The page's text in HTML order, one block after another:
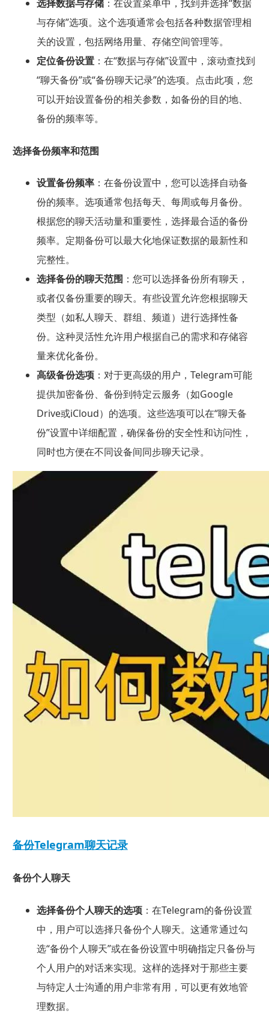
选择数据与存储：在设置菜单中，找到并选择“数据
与存储”选项。这个选项通常会包括各种数据管理相
关的设置，包括网络用量、存储空间管理等。
定位备份设置：在“数据与存储”设置中，滚动查找到
“聊天备份”或“备份聊天记录”的选项。点击此项，您
可以开始设置备份的相关参数，如备份的目的地、
备份的频率等。
选择备份频率和范围
设置备份频率：在备份设置中，您可以选择自动备
份的频率。选项通常包括每天、每周或每月备份。
根据您的聊天活动量和重要性，选择最合适的备份
频率。定期备份可以最大化地保证数据的最新性和
完整性。
选择备份的聊天范围 ：您可以选择备份所有聊天，
或者仅备份重要的聊天。有些设置允许您根据聊天
类型（如私人聊天、群组、频道）进行选择性备
份。这种灵活性允许用户根据自己的需求和存储容
量来优化备份。
高级备份选项：对于更高级的用户，Telegram可能
提供加密备份、备份到特定云服务（如Google
Drive或iCloud）的选项。这些选项可以在“聊天备
份”设置中详细配置，确保备份的安全性和访问性，
同时也方便在不同设备间同步聊天记录。
备份Telegram聊天记录
备份个人聊天
选择备份个人聊天的选项：在Telegram的备份设置
中，用户可以选择只备份个人聊天。这通常通过勾
选“备份个人聊天”或在备份设置中明确指定只备份与
个人用户的对话来实现。这样的选择对于那些主要
与特定人士沟通的用户非常有用，可以更有效地管
理数据。